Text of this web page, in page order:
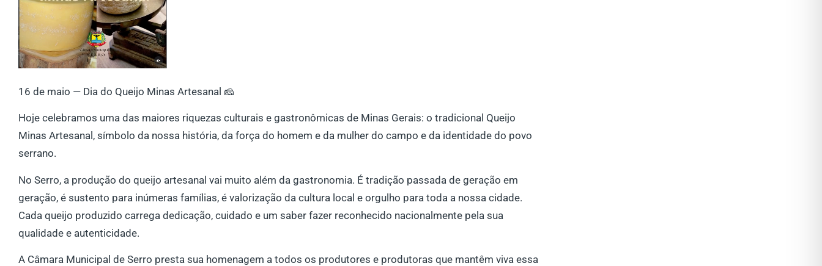
16 de maio — Dia do Queijo Minas Artesanal 🧀
Hoje celebramos uma das maiores riquezas culturais e gastronômicas de Minas Gerais: o tradicional Queijo
Minas Artesanal, símbolo da nossa história, da força do homem e da mulher do campo e da identidade do povo
serrano.
No Serro, a produção do queijo artesanal vai muito além da gastronomia. É tradição passada de geração em
geração, é sustento para inúmeras famílias, é valorização da cultura local e orgulho para toda a nossa cidade.
Cada queijo produzido carrega dedicação, cuidado e um saber fazer reconhecido nacionalmente pela sua
qualidade e autenticidade.
A Câmara Municipal de Serro presta sua homenagem a todos os produtores e produtoras que mantêm viva essa